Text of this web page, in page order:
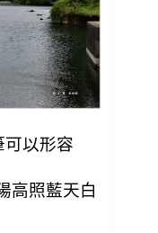
可以形容
高照藍天白